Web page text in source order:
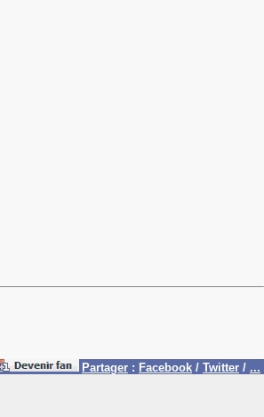
Partager : Facebook / Twitter / ...